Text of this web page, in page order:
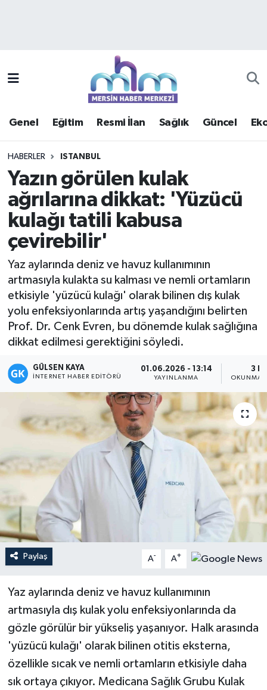
Genel Eğitim Resmi İlan Sağlık Güncel
HABERLER ISTANBUL
Yazın görülen kulak
ağrılarına dikkat: 'Yüzücü
kulağı tatili kabusa
çevirebilir'
Yaz aylarında deniz ve havuz kullanımının
artmasıyla kulakta su kalması ve nemli ortamların
etkisiyle 'yüzücü kulağı' olarak bilinen dış kulak
yolu enfeksiyonlarında artış yaşandığını belirten
Prof. Dr. Cenk Evren, bu dönemde kulak sağlığına
dikkat edilmesi gerektiğini söyledi.
GÜLSEN KAYA
İNTERNET HABER EDITÖRÜ
01.06.2026 - 13:14
YAYINLANMA
3
OKUNMA
Paylaş A- A+
Yaz aylarında deniz ve havuz kullanımının
artmasıyla dış kulak yolu enfeksiyonlarında da
gözle görülür bir yükseliş yaşanıyor. Halk arasında
'yüzücü kulağı' olarak bilinen otitis eksterna,
özellikle sıcak ve nemli ortamların etkisiyle daha
sık ortaya çıkıyor. Medicana Sağlık Grubu Kulak
Güncel
Haberde insan
Kültür - Sanat
Magazin
Mersin Tarihi
Özel Haber
Resmi İlan
Sağlık
Spor
Sürmanşet
Teknoloji
Yaşam
Mersin Trafik Yoğunluk Haritası
Süper Lig Puan Durumu ve Fikstür
Haber Arşivi